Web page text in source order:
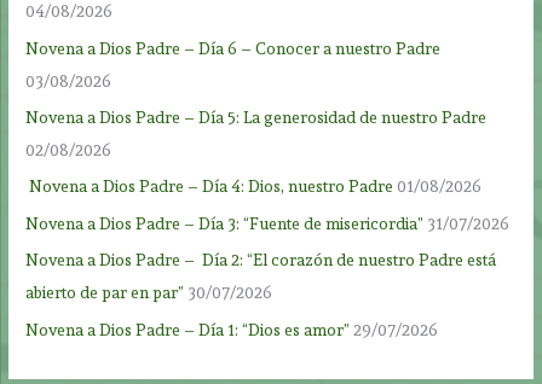
04/08/2026
Novena a Dios Padre – Día 6 – Conocer a nuestro Padre
03/08/2026
Novena a Dios Padre – Día 5: La generosidad de nuestro Padre
02/08/2026
Novena a Dios Padre – Día 4: Dios, nuestro Padre 01/08/2026
Novena a Dios Padre – Día 3: “Fuente de misericordia” 31/07/2026
Novena a Dios Padre – Día 2: “El corazón de nuestro Padre está
abierto de par en par” 30/07/2026
Novena a Dios Padre – Día 1: “Dios es amor” 29/07/2026